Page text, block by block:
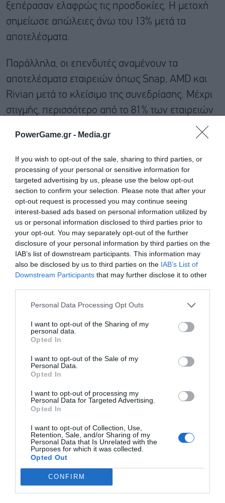
PowerGame.gr - Media.gr
If you wish to opt-out of the sale, sharing to third parties, or
processing of your personal or sensitive information for
targeted advertising by us, please use the below opt-out
section to confirm your selection. Please note that after your
opt-out request is processed you may continue seeing
interest-based ads based on personal information utilized by
us or personal information disclosed to third parties prior to
your opt-out. You may separately opt-out of the further
disclosure of your personal information by third parties on the
IAB’s list of downstream participants. This information may
also be disclosed by us to third parties on the IAB’s List of
Downstream Participants that may further disclose it to other
Personal Data Processing Opt Outs
I want to opt-out of the Sharing of my
personal data.
Opted In
I want to opt-out of the Sale of my
Personal Data.
Opted In
I want to opt-out of processing my
Personal Data for Targeted Advertising.
Opted In
I want to opt-out of Collection, Use,
Retention, Sale, and/or Sharing of my
Personal Data that Is Unrelated with the
Purposes for which it was collected.
Opted Out
CONFIRM
ξεπέρασαν ελαφρώς τις προσδοκίες. Η μετοχή
σημείωσε απώλειες άνω του 13% μετά τα
αποτελέσματα.
Παράλληλα, οι επενδυτές αναμένουν τα
αποτελέσματα εταιρειών όπως Snap, AMD και
Rivian μετά το κλείσιμο της συνεδρίασης. Μέχρι
στιγμής, περισσότερο από το 81% των εταιρειών
αποτελέσματα έχουν ξεπεράσει τις προβλέψεις,
σύμφωνα με τα στοιχεία της FactSet.
Διαβάστε επίσης
Γεμάτες αποθήκες φυσικού αερίου
σταθεροποιούν τις τιμές στην ΕΕ
Χρηματιστήριο: Σπάει το φράγμα των 2.020
μονάδων, εκρηκτικός ο τζίρος
υπερπροσφορά
Ακολουθήστε το Powergame.gr στο
News για άμεση και έγκυρη οικονομική
ενημέρωση!
WALL STREET ΔΑΣΜΟΙ ΗΜΙΑΓΩΓΟΙ (ΤΣΙΠ)
ΜΕΤΟΧΕΣ ΦΑΡΜΑΚΑ